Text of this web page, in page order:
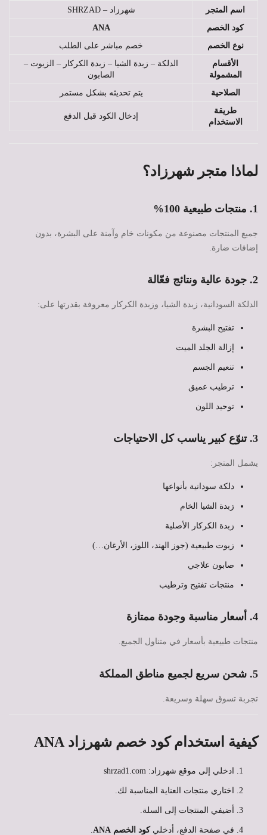
اسم المتجر
شهرزاد – SHRZAD
كود الخصم
ANA
نوع الخصم
خصم مباشر على الطلب
الأقسام
المشمولة
الدلكة – زبدة الشيا – زبدة الكركار – الزيوت –
الصابون
الصلاحية
يتم تحديثه بشكل مستمر
طريقة
الاستخدام
إدخال الكود قبل الدفع
لماذا متجر شهرزاد؟
1. منتجات طبيعية 100%
جميع المنتجات مصنوعة من مكونات خام وآمنة على البشرة، بدون
إضافات ضارة.
2. جودة عالية ونتائج فعّالة
الدلكة السودانية، زبدة الشيا، وزبدة الكركار معروفة بقدرتها على:
تفتيح البشرة
إزالة الجلد الميت
تنعيم الجسم
ترطيب عميق
توحيد اللون
3. تنوّع كبير يناسب كل الاحتياجات
يشمل المتجر:
دلكة سودانية بأنواعها
زبدة الشيا الخام
زبدة الكركار الأصلية
زيوت طبيعية (جوز الهند، اللوز، الأرغان…)
صابون علاجي
منتجات تفتيح وترطيب
4. أسعار مناسبة وجودة ممتازة
منتجات طبيعية بأسعار في متناول الجميع.
5. شحن سريع لجميع مناطق المملكة
تجربة تسوق سهلة وسريعة.
كيفية استخدام كود خصم شهرزاد ANA
ادخلي إلى موقع شهرزاد: shrzad1.com
اختاري منتجات العناية المناسبة لك.
أضيفي المنتجات إلى السلة.
في صفحة الدفع، أدخليكود الخصم ANA